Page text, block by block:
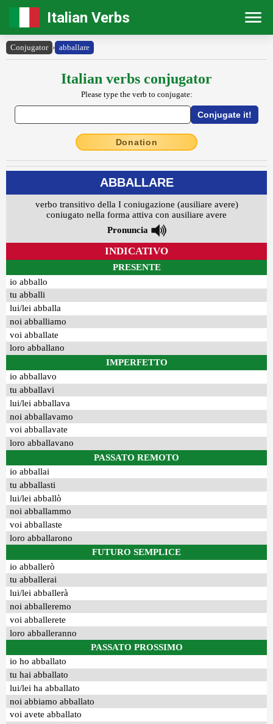
Italian Verbs
Conjugator › abballare
Italian verbs conjugator
Please type the verb to conjugate:
Donation
ABBALLARE
verbo transitivo della I coniugazione (ausiliare avere)
coniugato nella forma attiva con ausiliare avere
Pronuncia
INDICATIVO
PRESENTE
io abballo
tu abballi
lui/lei abballa
noi abballiamo
voi abballate
loro abballano
IMPERFETTO
io abballavo
tu abballavi
lui/lei abballava
noi abballavamo
voi abballavate
loro abballavano
PASSATO REMOTO
io abballai
tu abballasti
lui/lei abballò
noi abballammo
voi abballaste
loro abballarono
FUTURO SEMPLICE
io abballerò
tu abballerai
lui/lei abballerà
noi abballeremo
voi abballerete
loro abballeranno
PASSATO PROSSIMO
io ho abballato
tu hai abballato
lui/lei ha abballato
noi abbiamo abballato
voi avete abballato